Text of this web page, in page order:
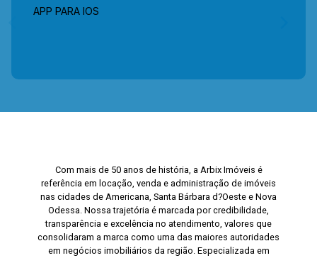
APP PARA IOS
Com mais de 50 anos de história, a Arbix Imóveis é
referência em locação, venda e administração de imóveis
nas cidades de Americana, Santa Bárbara d?Oeste e Nova
Odessa. Nossa trajetória é marcada por credibilidade,
transparência e excelência no atendimento, valores que
consolidaram a marca como uma das maiores autoridades
em negócios imobiliários da região. Especializada em